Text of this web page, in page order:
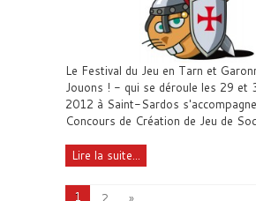
Le Festival du Jeu en Tarn et
Jouons ! - qui se déroule les 29 et
2012 à Saint-Sardos
Concours de Création de Jeu de
Lire la suite...
1